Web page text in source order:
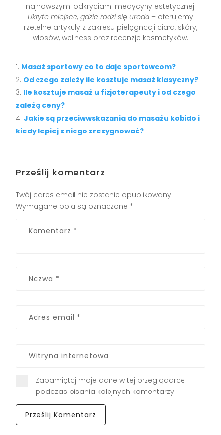
najnowszymi odkryciami medycyny estetycznej.
Ukryte miejsce, gdzie rodzi się uroda – oferujemy
rzetelne artykuły z zakresu pielęgnacji ciała, skóry,
włosów, wellness oraz recenzje kosmetyków.
Masaż sportowy co to daje sportowcom?
Od czego zależy ile kosztuje masaż klasyczny?
Ile kosztuje masaż u fizjoterapeuty i od czego
zależą ceny?
Jakie są przeciwwskazania do masażu kobido i
kiedy lepiej z niego zrezygnować?
Prześlij komentarz
Twój adres email nie zostanie opublikowany.
Wymagane pola są oznaczone *
Zapamiętaj moje dane w tej przeglądarce
podczas pisania kolejnych komentarzy.